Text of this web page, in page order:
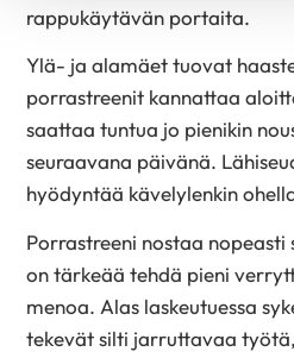
rappukäytävän portaita.
Ylä- ja alamäet tuovat
porrastreenit kannattaa
saattaa tuntua jo pienikin
seuraavana päivänä.
hyödyntää kävelylenkin
Porrastreeni nostaa nopeasti
on tärkeää tehdä pieni
menoa. Alas laskeutuessa
tekevät silti jarruttavaa